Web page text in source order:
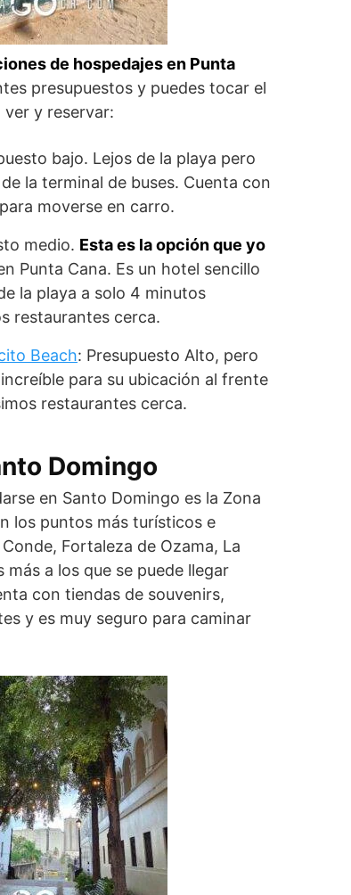
de hospedajes en Punta
presupuestos y puedes tocar el
y reservar:
bajo. Lejos de la playa pero
la terminal de buses. Cuenta con
moverse en carro.
medio. Esta es la opción que yo
Punta Cana. Es un hotel sencillo
la playa a solo 4 minutos
restaurantes cerca.
Beach: Presupuesto Alto, pero
para su ubicación al frente
restaurantes cerca.
Domingo
en Santo Domingo es la Zona
los puntos más turísticos e
Fortaleza de Ozama, La
a los que se puede llegar
con tiendas de souvenirs,
y es muy seguro para caminar